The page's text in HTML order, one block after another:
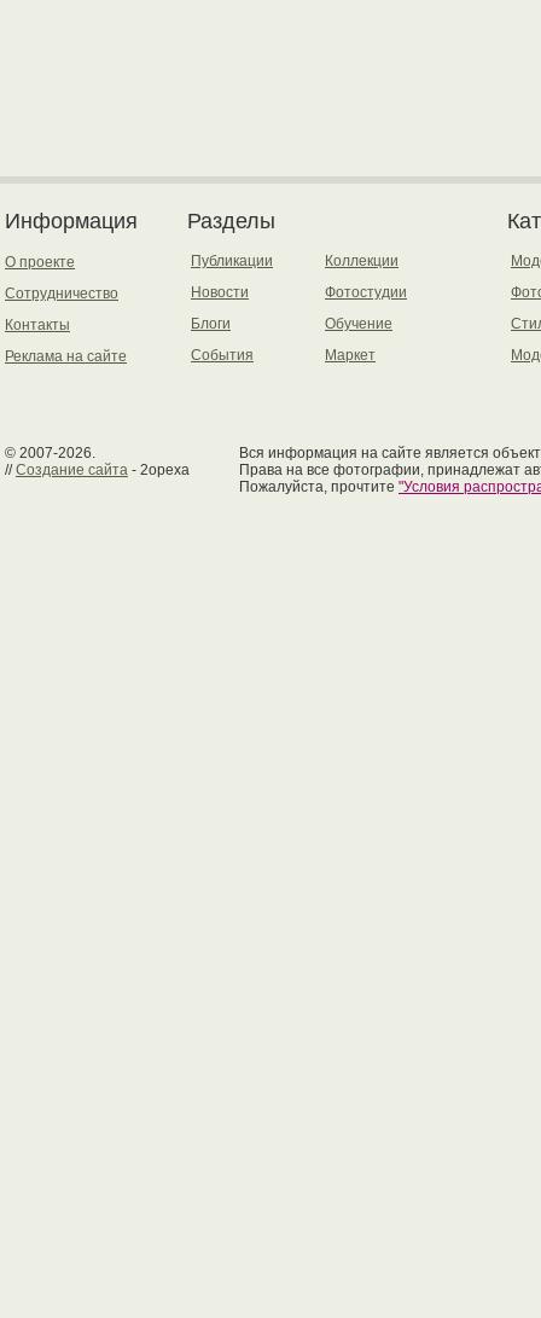
Информация
О проекте
Сотрудничество
Контакты
Реклама на сайте
Разделы
Публикации
Новости
Блоги
События
Коллекции
Фотостудии
Обучение
Маркет
© 2007-2026.
//Создание сайта - 2opexa
Вся информация на сайте является
Права на все фотографии, принадлежат
Пожалуйста, прочтите "Условия